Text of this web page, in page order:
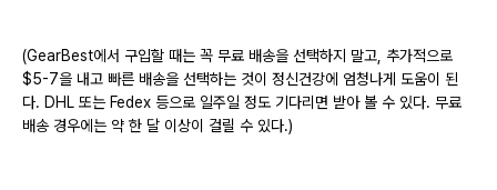
(GearBest에서 구입할 때는 꼭 무료 배송을 선택하지 말고, 추가적으로
$5-7을 내고 빠른 배송을 선택하는 것이 정신건강에 엄청나게 도움이 된
다. DHL 또는 Fedex 등으로 일주일 정도 기다리면 받아 볼 수 있다. 무료
배송 경우에는 약 한 달 이상이 걸릴 수 있다.)